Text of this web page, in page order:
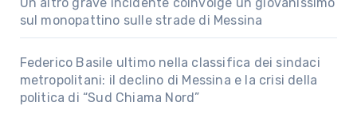
sul monopattino sulle strade di Messina
Federico Basile ultimo nella classifica dei sindaci
metropolitani: il declino di Messina e la crisi della
politica di “Sud Chiama Nord”